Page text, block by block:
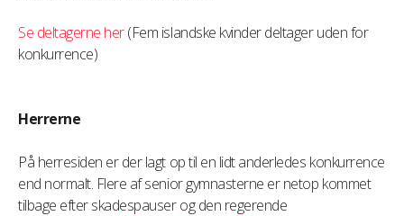
Se deltagerne her(Fem islandske kvinder deltager uden for
konkurrence)
Herrerne
På herresiden er der lagt op til en lidt anderledes konkurrence
end normalt. Flere af senior gymnasterne er netop kommet
tilbage efter skadespauser og den regerende